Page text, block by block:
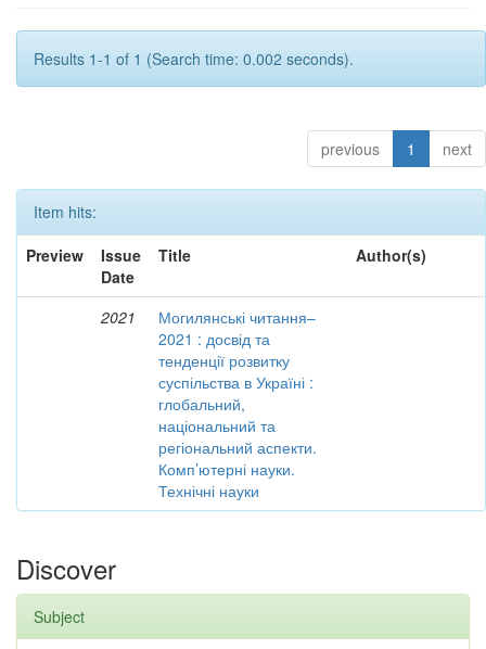
Results 1-1 of 1 (Search time: 0.002 seconds).
previous 1 next
Item hits:
Preview
Issue
Date
Title Author(s)
2021
Могилянські читання–
2021 : досвід та
тенденції розвитку
суспільства в Україні :
глобальний,
національний та
регіональний аспекти.
Комп’ютерні науки.
Технічні науки
Discover
Subject